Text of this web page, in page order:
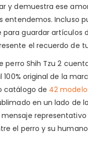
y demuestra ese
entendemos. Incluso
guardar artículos
el recuerdo de
perro Shih Tzu 2
100% original de la
catálogo de 42
en un lado de
representativo
el perro y su